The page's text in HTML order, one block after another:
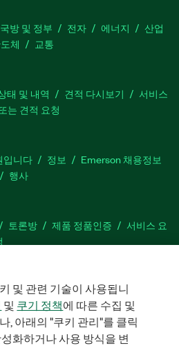
방 및 정부 전자 에너지
산업
체 교통
태 및 내역 견적 다시보기
서비스
는 견적 요청
입니다 정보
Emerson 채용정보
행사
토론방 제품 정품인증
서비스 요
Facebook
TwitterLinkedIn
CORP. 판권 소유. 한국내쇼날인스트
영등포구 여의대로 108, 36층 (여의도
수리후앗, 페드로와이안드라데 | 사업
및 관련 기술이 사용됩니
및 쿠기 정책에 따른 수집 및
, 아래의 "쿠키 관리"를 클릭
화하거나 사용 방식을 변